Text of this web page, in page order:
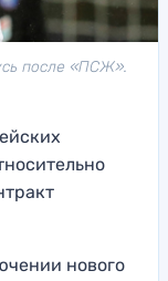
после «ПСЖ».
нового